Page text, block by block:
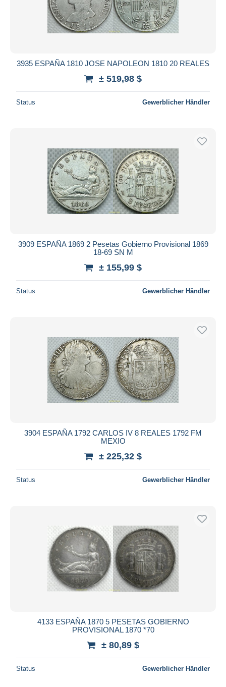
3935 ESPAÑA 1810 JOSE NAPOLEON 1810 20 REALES
± 519,98 $
Status Gewerblicher Händler
3909 ESPAÑA 1869 2 Pesetas Gobierno Provisional 1869
18-69 SN M
± 155,99 $
Status Gewerblicher Händler
3904 ESPAÑA 1792 CARLOS IV 8 REALES 1792 FM
MEXIO
± 225,32 $
Status Gewerblicher Händler
4133 ESPAÑA 1870 5 PESETAS GOBIERNO
PROVISIONAL 1870 *70
± 80,89 $
Status Gewerblicher Händler